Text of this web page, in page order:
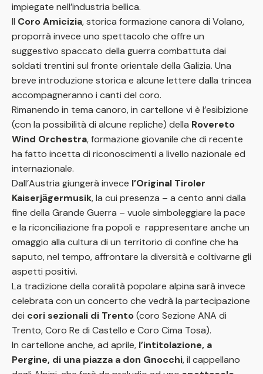
impiegate nell’industria bellica.
Il Coro Amicizia, storica formazione canora di Volano,
proporrà invece uno spettacolo che offre un
suggestivo spaccato della guerra combattuta dai
soldati trentini sul fronte orientale della Galizia. Una
breve introduzione storica e alcune lettere dalla trincea
accompagneranno i canti del coro.
Rimanendo in tema canoro, in cartellone vi è l’esibizione
(con la possibilità di alcune repliche) della Rovereto
Wind Orchestra, formazione giovanile che di recente
ha fatto incetta di riconoscimenti a livello nazionale ed
internazionale.
Dall’Austria giungerà invece l’Original Tiroler
Kaiserjӓgermusik, la cui presenza – a cento anni dalla
fine della Grande Guerra – vuole simboleggiare la pace
e la riconciliazione fra popoli e rappresentare anche un
omaggio alla cultura di un territorio di confine che ha
saputo, nel tempo, affrontare la diversità e coltivarne gli
aspetti positivi.
La tradizione della coralità popolare alpina sarà invece
celebrata con un concerto che vedrà la partecipazione
dei cori sezionali di Trento(coro Sezione ANA di
Trento, Coro Re di Castello e Coro Cima Tosa).
In cartellone anche, ad aprile, l’intitolazione, a
Pergine, di una piazza a don Gnocchi, il cappellano